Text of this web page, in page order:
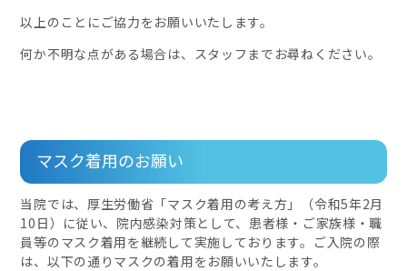
以上のことにご協力をお願いいたします。
何か不明な点がある場合は、スタッフまでお尋ねください。
マスク着用のお願い
当院では、厚生労働省「マスク着用の考え方」（令和5年2月
10日）に従い、院内感染対策として、患者様・ご家族様・職
員等のマスク着用を継続して実施しております。ご入院の際
は、以下の通りマスクの着用をお願いいたします。